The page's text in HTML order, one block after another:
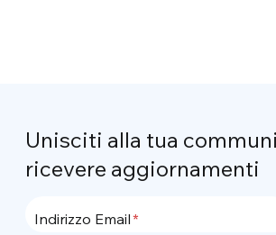
Unisciti alla tua
ricevere aggiornamenti
Indirizzo Email